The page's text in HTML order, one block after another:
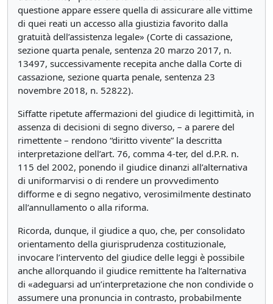
questione appare essere quella di assicurare alle vittime
di quei reati un accesso alla giustizia favorito dalla
gratuità dell’assistenza legale» (Corte di cassazione,
sezione quarta penale, sentenza 20 marzo 2017, n.
13497, successivamente recepita anche dalla Corte di
cassazione, sezione quarta penale, sentenza 23
novembre 2018, n. 52822).
Siffatte ripetute affermazioni del giudice di legittimità, in
assenza di decisioni di segno diverso, – a parere del
rimettente – rendono “diritto vivente” la descritta
interpretazione dell’art. 76, comma 4-ter, del d.P.R. n.
115 del 2002, ponendo il giudice dinanzi all’alternativa
di uniformarvisi o di rendere un provvedimento
difforme e di segno negativo, verosimilmente destinato
all’annullamento o alla riforma.
Ricorda, dunque, il giudice a quo, che, per consolidato
orientamento della giurisprudenza costituzionale,
invocare l’intervento del giudice delle leggi è possibile
anche allorquando il giudice remittente ha l’alternativa
di «adeguarsi ad un’interpretazione che non condivide o
assumere una pronuncia in contrasto, probabilmente